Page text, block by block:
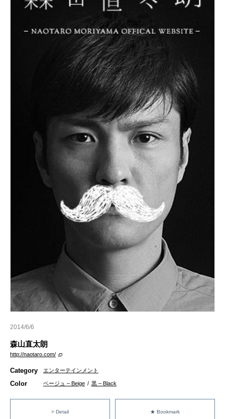
2014/6/6
森山直太朗
http://naotaro.com/
Category エンターテインメント
Color ベージュ – Beige / 黒 – Black
> Detail ★ Bookmark